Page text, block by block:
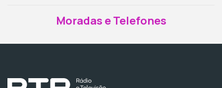
Moradas e Telefones